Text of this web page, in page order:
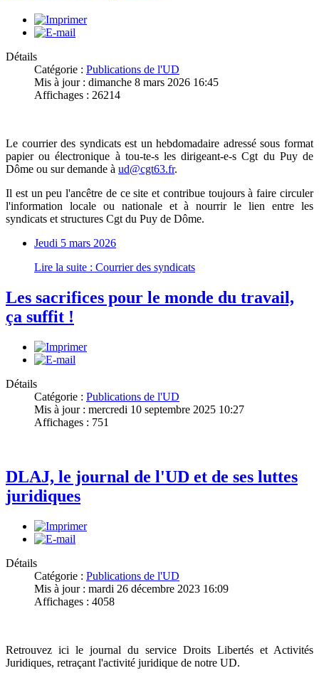
Détails
Catégorie : Publications de l'UD
Mis à jour : dimanche 8 mars 2026 16:45
Affichages : 26214
Le courrier des syndicats est un hebdomadaire adressé sous format
papier ou électronique à tou-te-s les dirigeant-e-s Cgt du Puy de
Dôme ou sur demande à ud@cgt63.fr.
Il est un peu l'ancêtre de ce site et contribue toujours à faire circuler
l'information locale ou nationale et à nourrir le lien entre les
syndicats et structures Cgt du Puy de Dôme.
Jeudi 5 mars 2026
Lire la suite : Courrier des syndicats
Les sacrifices pour le monde du travail,
ça suffit !
Détails
Catégorie : Publications de l'UD
Mis à jour : mercredi 10 septembre 2025 10:27
Affichages : 751
DLAJ, le journal de l'UD et de ses luttes
juridiques
Détails
Catégorie : Publications de l'UD
Mis à jour : mardi 26 décembre 2023 16:09
Affichages : 4058
Retrouvez ici le journal du service Droits Libertés et Activités
Juridiques, retraçant l'activité juridique de notre UD.